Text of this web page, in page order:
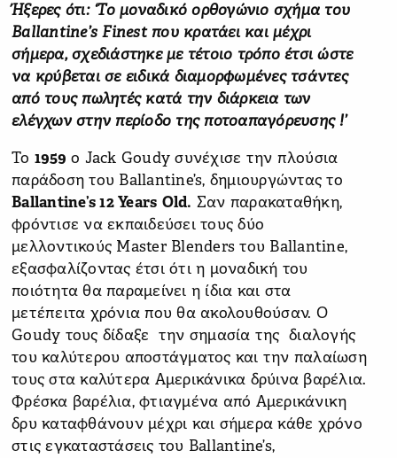
Ήξερες ότι: ‘Το μοναδικό ορθογώνιο σχήμα του
Ballantine’s Finestπου κρατάει και μέχρι
σήμερα, σχεδιάστηκε με τέτοιο τρόπο έτσι ώστε
να κρύβεται σε ειδικά διαμορφωμένες τσάντες
από τους πωλητές κατά την διάρκεια των
ελέγχων στην περίοδο της ποτοαπαγόρευσης !’
Το 1959 ο Jack Goudy συνέχισε την πλούσια
παράδοση του Ballantine’s, δημιουργώντας το
Ballantine’s12Years Old. Σαν παρακαταθήκη,
φρόντισε να εκπαιδεύσει τους δύο
μελλοντικούς Master Blenders του Ballantine,
εξασφαλίζοντας έτσι ότι η μοναδική του
ποιότητα θα παραμείνει η ίδια και στα
μετέπειτα χρόνια που θα ακολουθούσαν. Ο
Goudy τους δίδαξε την σημασία της διαλογής
του καλύτερου αποστάγματος και την παλαίωση
τους στα καλύτερα Αμερικάνικα δρύινα βαρέλια.
Φρέσκα βαρέλια, φτιαγμένα από Αμερικάνικη
δρυ καταφθάνουν μέχρι και σήμερα κάθε χρόνο
στις εγκαταστάσεις του Ballantine’s,